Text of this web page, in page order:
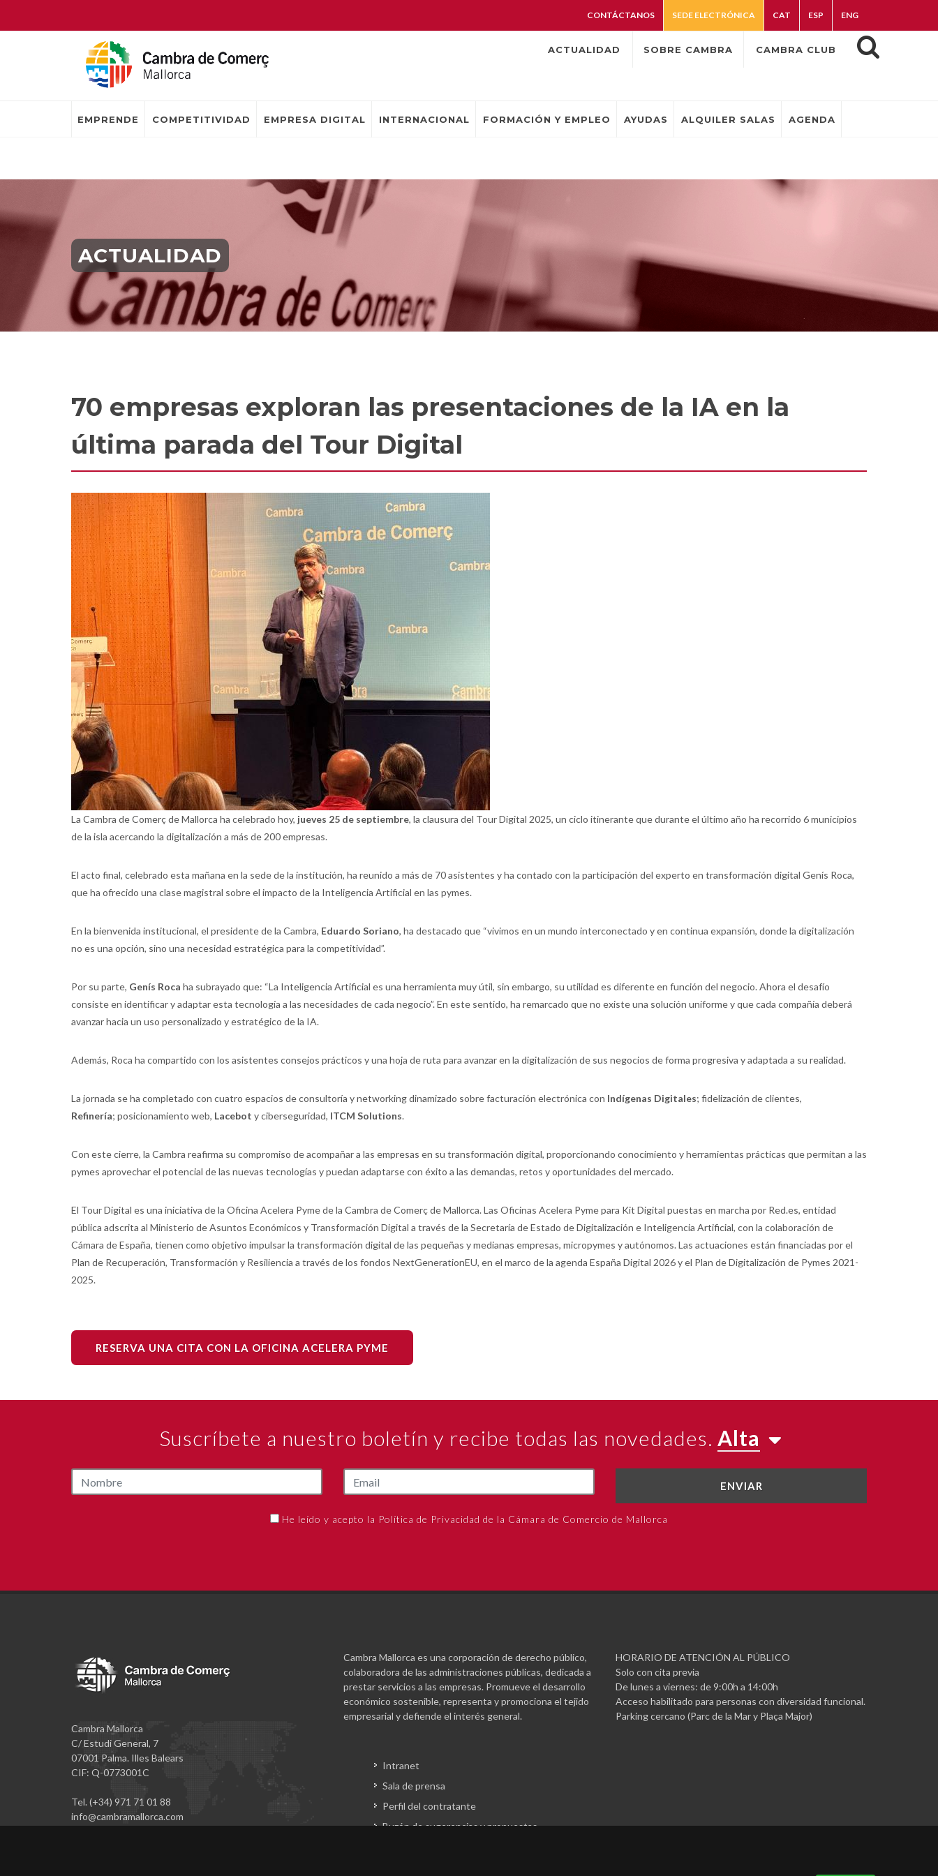
CONTÁCTANOS SEDE ELECTRÓNICA CAT ESP ENG
ACTUALIDAD SOBRE CAMBRA CAMBRA CLUB
EMPRENDE COMPETITIVIDAD EMPRESA DIGITAL INTERNACIONAL FORMACIÓN Y EMPLEO AYUDAS ALQUILER SALAS AGENDA
ACTUALIDAD
70 empresas exploran las presentaciones de la IA en la
última parada del Tour Digital
La Cambra de Comerç de Mallorca ha celebrado hoy, jueves 25 de septiembre, la clausura del Tour Digital 2025, un ciclo itinerante que durante el último año ha recorrido 6 municipios
de la isla acercando la digitalización a más de 200 empresas.
El acto final, celebrado esta mañana en la sede de la institución, ha reunido a más de 70 asistentes y ha contado con la participación del experto en transformación digital Genís Roca,
que ha ofrecido una clase magistral sobre el impacto de la Inteligencia Artificial en las pymes.
En la bienvenida institucional, el presidente de la Cambra, Eduardo Soriano, ha destacado que “vivimos en un mundo interconectado y en continua expansión, donde la digitalización
no es una opción, sino una necesidad estratégica para la competitividad”.
Por su parte, Genís Roca ha subrayado que: “La Inteligencia Artificial es una herramienta muy útil, sin embargo, su utilidad es diferente en función del negocio. Ahora el desafío
consiste en identificar y adaptar esta tecnología a las necesidades de cada negocio”. En este sentido, ha remarcado que no existe una solución uniforme y que cada compañía deberá
avanzar hacia un uso personalizado y estratégico de la IA.
Además, Roca ha compartido con los asistentes consejos prácticos y una hoja de ruta para avanzar en la digitalización de sus negocios de forma progresiva y adaptada a su realidad.
La jornada se ha completado con cuatro espacios de consultoría y networking dinamizado sobre facturación electrónica con Indígenas Digitales; fidelización de clientes,
Refinería; posicionamiento web, Lacebot y ciberseguridad, ITCM Solutions.
Con este cierre, la Cambra reafirma su compromiso de acompañar a las empresas en su transformación digital, proporcionando conocimiento y herramientas prácticas que permitan a las
pymes aprovechar el potencial de las nuevas tecnologías y puedan adaptarse con éxito a las demandas, retos y oportunidades del mercado.
El Tour Digital es una iniciativa de la Oficina Acelera Pyme de la Cambra de Comerç de Mallorca. Las Oficinas Acelera Pyme para Kit Digital puestas en marcha por Red.es, entidad
pública adscrita al Ministerio de Asuntos Económicos y Transformación Digital a través de la Secretaría de Estado de Digitalización e Inteligencia Artificial, con la colaboración de
Cámara de España, tienen como objetivo impulsar la transformación digital de las pequeñas y medianas empresas, micropymes y autónomos. Las actuaciones están financiadas por el
Plan de Recuperación, Transformación y Resiliencia a través de los fondos NextGenerationEU, en el marco de la agenda España Digital 2026 y el Plan de Digitalización de Pymes 2021-
2025.
RESERVA UNA CITA CON LA OFICINA ACELERA PYME
Suscríbete a nuestro boletín y recibe todas las novedades. Alta
ENVIAR
He leído y acepto la Política de Privacidad de la Cámara de Comercio de Mallorca
Cambra Mallorca
C/ Estudi General, 7
07001 Palma. Illes Balears
CIF: Q-0773001C
Tel. (+34) 971 71 01 88
info@cambramallorca.com
Cambra Mallorca es una corporación de derecho público,
colaboradora de las administraciones públicas, dedicada a
prestar servicios a las empresas. Promueve el desarrollo
económico sostenible, representa y promociona el tejido
empresarial y defiende el interés general.
Intranet
Sala de prensa
Perfil del contratante
Buzón de sugerencias y propuestas
HORARIO DE ATENCIÓN AL PÚBLICO
Solo con cita previa
De lunes a viernes: de 9:00h a 14:00h
Acceso habilitado para personas con diversidad funcional.
Parking cercano (Parc de la Mar y Plaça Major)